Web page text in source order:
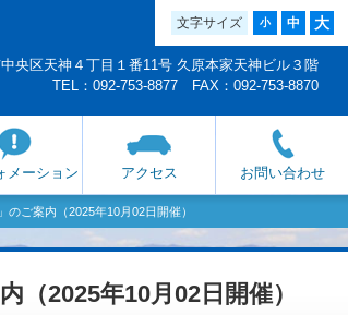
文字サイズ 小 中 大
央区天神４丁目１番11号 久原本家天神ビル３階
TEL：092-753-8877 FAX：092-753-8870
メーション アクセス お問い合わせ
ご案内（2025年10月02日開催）
2025年10月02日開催）